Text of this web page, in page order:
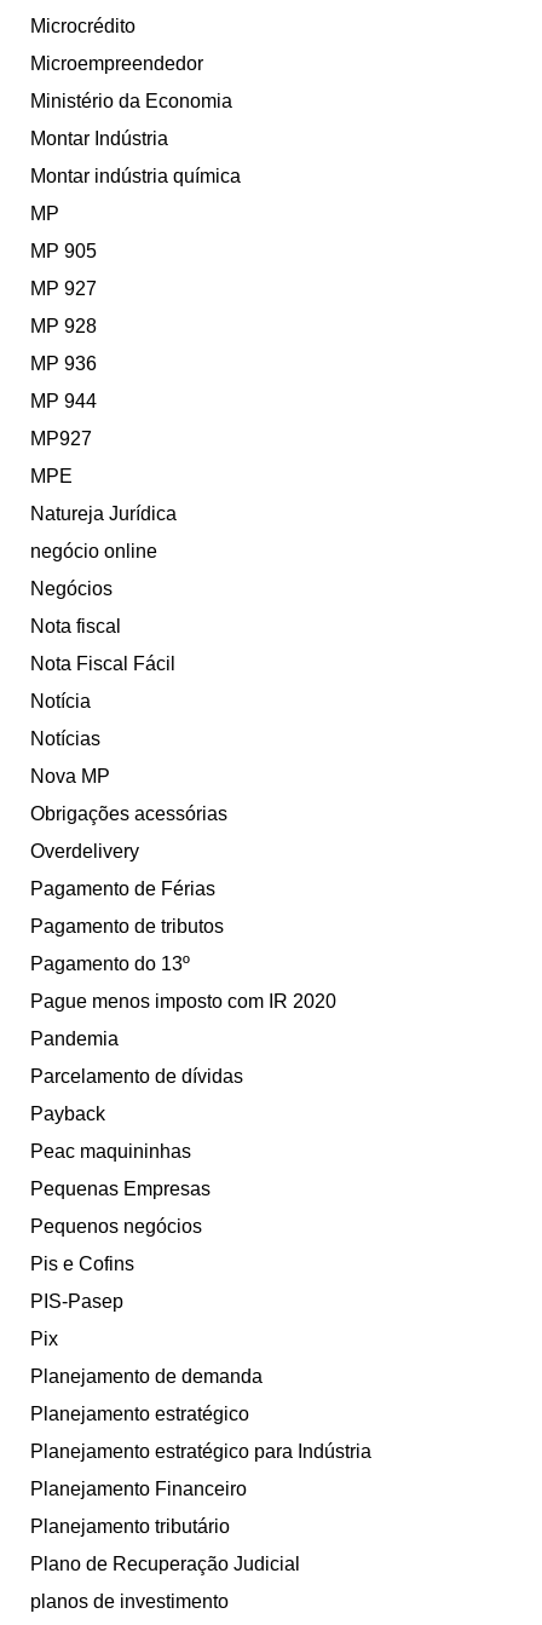
Microcrédito
Microempreendedor
Ministério da Economia
Montar Indústria
Montar indústria química
MP
MP 905
MP 927
MP 928
MP 936
MP 944
MP927
MPE
Natureja Jurídica
negócio online
Negócios
Nota fiscal
Nota Fiscal Fácil
Notícia
Notícias
Nova MP
Obrigações acessórias
Overdelivery
Pagamento de Férias
Pagamento de tributos
Pagamento do 13º
Pague menos imposto com IR 2020
Pandemia
Parcelamento de dívidas
Payback
Peac maquininhas
Pequenas Empresas
Pequenos negócios
Pis e Cofins
PIS-Pasep
Pix
Planejamento de demanda
Planejamento estratégico
Planejamento estratégico para Indústria
Planejamento Financeiro
Planejamento tributário
Plano de Recuperação Judicial
planos de investimento